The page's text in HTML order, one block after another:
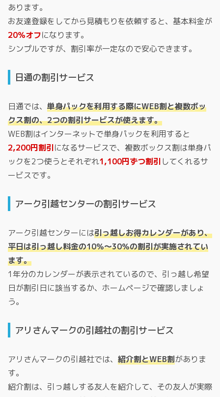
あります。
お友達登録をしてから見積もりを依頼すると、基本料金が
20％オフになります。
シンプルですが、割引率が一定なので安心できます。
日通の割引サービス
日通では、 単身パックを利用する際にWEB割と複数ボッ
クス割の、2つの割引サービスが使えます。
WEB割はインターネットで単身パックを利用すると
2,200円割引になるサービスで、複数ボックス割は単身パ
ックを2つ使うとそれぞれ1,100円ずつ割引してくれるサ
ービスです。
アーク引越センターの割引サービス
アーク引越センターには引っ越しお得カレンダーがあり、
平日は引っ越し料金の10％～30％の割引が実施されてい
ます。
1年分のカレンダーが表示されているので、引っ越し希望
日が割引日に該当するか、ホームページで確認しましょ
う。
アリさんマークの引越社の割引サービス
アリさんマークの引越社では、 紹介割とWEB割がありま
す。
紹介割は、引っ越しする友人を紹介して、その友人が実際